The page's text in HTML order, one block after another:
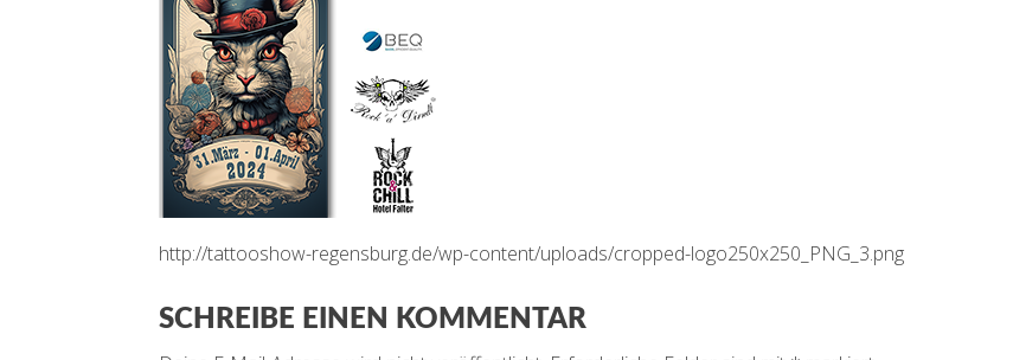
http://tattooshow-regensburg.de/wp-content/uploads/cropped-logo250x250_PNG_3.png
SCHREIBE EINEN KOMMENTAR